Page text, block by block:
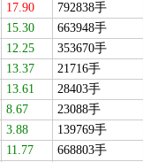
17.90 792838手
15.30 663948手
12.25 353670手
13.37 21716手
13.61 28403手
8.67 23088手
3.88 139769手
11.77 668803手